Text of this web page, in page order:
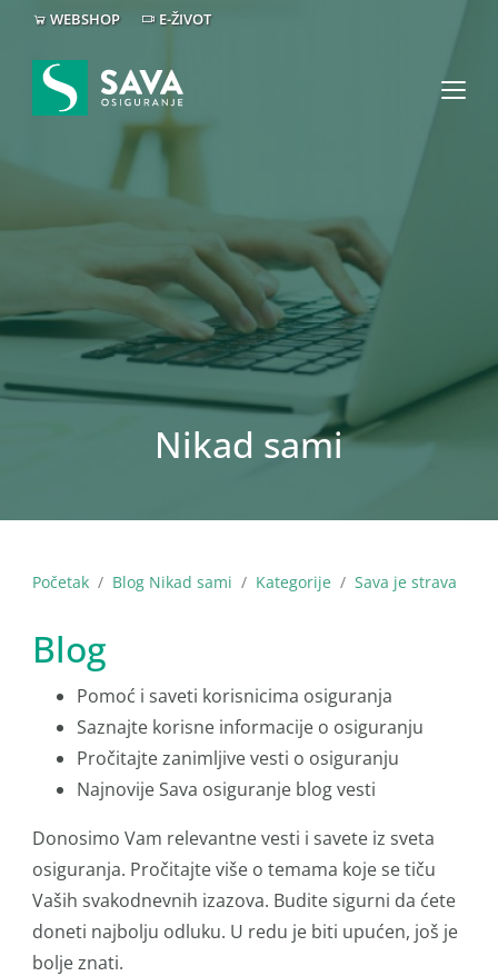
WEBSHOP E-ŽIVOT
Nikad sami
Početak Blog Nikad sami Kategorije Sava je strava
Blog
Pomoć i saveti korisnicima osiguranja
Saznajte korisne informacije o osiguranju
Pročitajte zanimljive vesti o osiguranju
Najnovije Sava osiguranje blog vesti
Donosimo Vam relevantne vesti i savete iz sveta
osiguranja. Pročitajte više o temama koje se tiču
Vaših svakodnevnih izazova. Budite sigurni da ćete
doneti najbolju odluku. U redu je biti upućen, još je
bolje znati.